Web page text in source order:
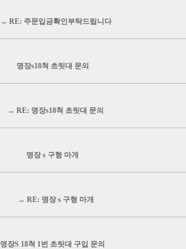
→ RE: 주문입금확인부탁드립니다
명장s18척 초릿대 문의
→ RE: 명장s18척 초릿대 문의
명장 s 구형 마개
→ RE: 명장 s 구형 마개
명장S 18척 1번 초릿대 구입 문의